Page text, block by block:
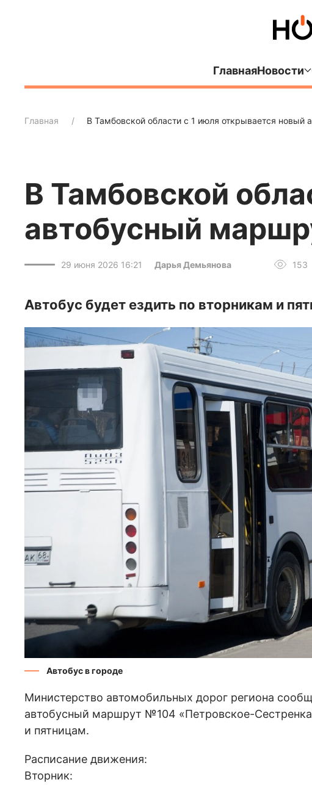
ГлавнаяНовости
Главная В Тамбовской области с 1 июля открывается
В Тамбовской
автобусный
29 июня 2026 16:21 Дарья Демьянова 153
Автобус будет ездить по вторникам и
Автобус в городе
Министерство автомобильных дорог региона
автобусный маршрут №104 «Петровское-
и пятницам.
Расписание движения:
Вторник: